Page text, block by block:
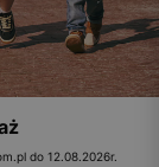
do 12.08.2026r.